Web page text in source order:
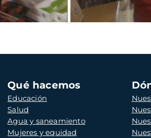
Qué hacemos
Educación
Salud
Agua y saneamiento
Mujeres y equidad